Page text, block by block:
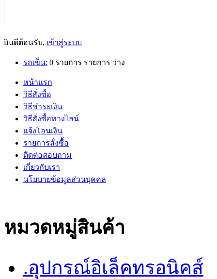
ยินดีต้อนรับ, เข้าสู่ระบบ
รถเข็น: 0 รายการ รายการ ว่าง
หน้าแรก
วิธีสั่งซื้อ
วิธีชำระเงิน
วิธีสั่งซื้อทางไลน์
แจ้งโอนเงิน
รายการสั่งซื้อ
ติดต่อสอบถาม
เกี่ยวกับเรา
นโยบายข้อมูลส่วนบุคคล
หมวดหมู่สินค้า
.อุปกรณ์อิเล็คทรอนิคส์